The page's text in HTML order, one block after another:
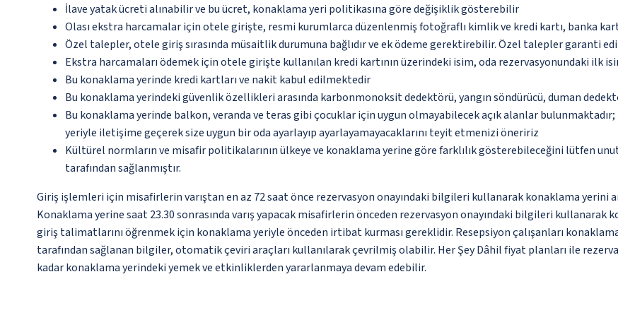
İlave yatak ücreti alınabilir ve bu ücret, konaklama yeri politikasına göre değişiklik gösterebilir
Olası ekstra harcamalar için otele girişte, resmi kurumlarca düzenlenmiş fotoğraflı kimlik ve kredi kartı, banka
Özel talepler, otele giriş sırasında müsaitlik durumuna bağlıdır ve ek ödeme gerektirebilir. Özel talepler garanti
Ekstra harcamaları ödemek için otele girişte kullanılan kredi kartının üzerindeki isim, oda rezervasyonundaki ilk
Bu konaklama yerinde kredi kartları ve nakit kabul edilmektedir
Bu konaklama yerindeki güvenlik özellikleri arasında karbonmonoksit dedektörü, yangın söndürücü, duman
Bu konaklama yerinde balkon, veranda ve teras gibi çocuklar için uygun olmayabilecek açık alanlar
yeriyle iletişime geçerek size uygun bir oda ayarlayıp ayarlayamayacaklarını teyit etmenizi öneririz
Kültürel normların ve misafir politikalarının ülkeye ve konaklama yerine göre farklılık gösterebileceğini lütfen
tarafından sağlanmıştır.
Giriş işlemleri için misafirlerin varıştan en az 72 saat önce rezervasyon onayındaki bilgileri kullanarak konaklama yerini
Konaklama yerine saat 23.30 sonrasında varış yapacak misafirlerin önceden rezervasyon onayındaki bilgileri
giriş talimatlarını öğrenmek için konaklama yeriyle önceden irtibat kurması gereklidir. Resepsiyon çalışanları
tarafından sağlanan bilgiler, otomatik çeviri araçları kullanılarak çevrilmiş olabilir. Her Şey Dâhil fiyat planları ile
kadar konaklama yerindeki yemek ve etkinliklerden yararlanmaya devam edebilir.